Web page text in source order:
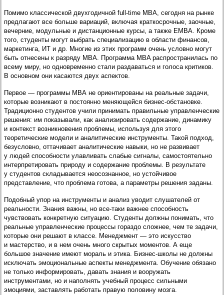
Помимо классической двухгодичной full-time МВА, сегодня на рынке
предлагают все больше вариаций, включая краткосрочные, заочные,
вечерние, модульные и дистанционные курсы, а также EMBA. Кроме
того, студенты могут выбрать специализацию в области финансов,
маркетинга, ИТ и др. Многие из этих программ очень условно могут
быть отнесены к разряду МВА. Программа MBA распространилась по
всему миру, но одновременно стали раздаваться и голоса критиков.
В основном они касаются двух аспектов.
Первое — программы МВА не ориентированы на реальные задачи,
которые возникают в постоянно меняющейся бизнес-обстановке.
Традиционно студентов учили принимать правильные управленческие
решения: им показывали, как анализировать содержание, динамику
и контекст возникновения проблемы, используя для этого
теоретические модели и аналитические инструменты. Такой подход,
безусловно, оттачивает аналитические навыки, но не развивает
у людей способности улавливать слабые сигналы, самостоятельно
интерпретировать природу и содержание проблемы. В результате
у студентов складывается неосознанное, но устойчивое
представление, что проблема готова, а параметры решения заданы.
Подобный упор на инструменты и анализ уводит слушателей от
реальности. Знания важны, но все-таки важнее способность
чувствовать конкретную ситуацию. Студенты должны понимать, что
реальные управленческие процессы гораздо сложнее, чем те задачи,
которые они решают в классе. Менеджмент — это искусство
и мастерство, и в нем очень много скрытых моментов. А еще
большое значение имеют мораль и этика. Бизнес-школы не должны
исключать эмоциональные аспекты менеджмента. Обучение обязано
не только информировать, давать знания и вооружать
инструментами, но и наполнять учебный процесс сильными
эмоциями, заставлять работать правую половину мозга.